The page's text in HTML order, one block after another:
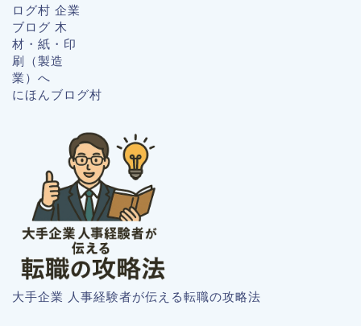
にほんブログ村
大手企業 人事経験者が伝える転職の攻略法